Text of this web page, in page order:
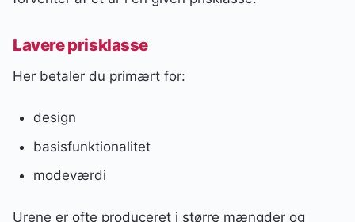
Lavere prisklasse
Her betaler du primært for:
design
basisfunktionalitet
modeværdi
Urene er ofte produceret i større mængder og